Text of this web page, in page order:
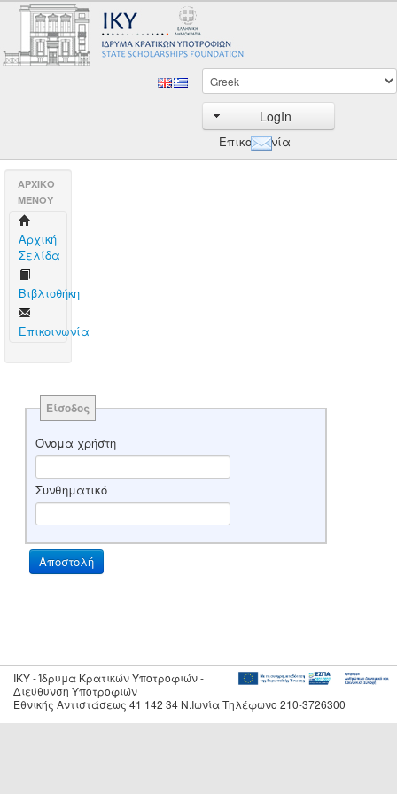
LogIn
Επικοινωνία
AΡΧΙΚΟ
ΜΕΝΟΥ
Aρχική
Σελίδα
Βιβλιοθήκη
Επικοινωνία
Είσοδος
Όνομα χρήστη
Συνθηματικό
IKY - Ίδρυμα Κρατικών Υποτροφιών -
Διεύθυνση Υποτροφιών
Εθνικής Αντιστάσεως 41 142 34 Ν.Ιωνία Τηλέφωνο 210-3726300